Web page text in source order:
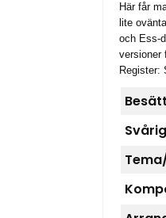
Här får
lite
och Ess-
versioner
Register: